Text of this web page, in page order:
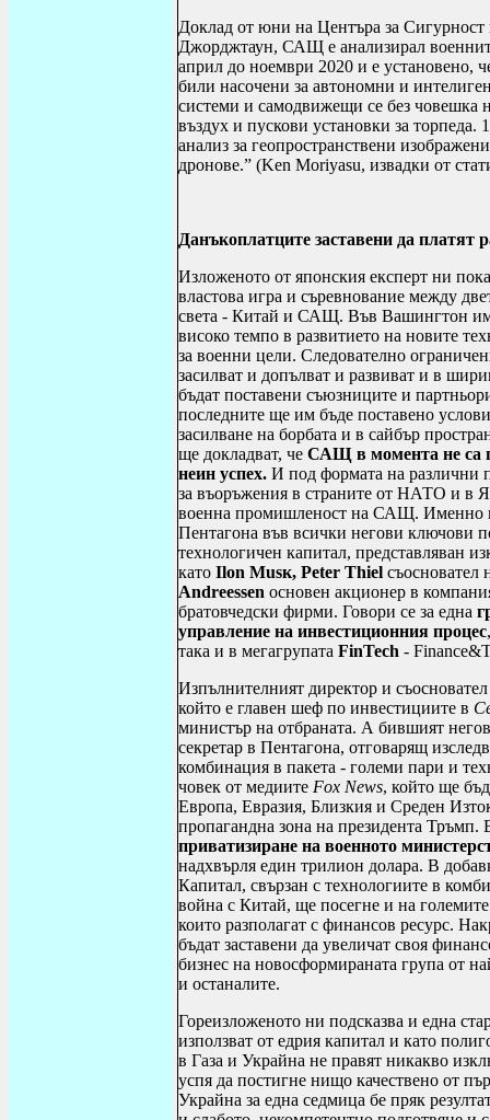
Доклад от юни на Центъра за
Джорджтаун, САЩ е анализирал
април до ноември 2020 и е установено,
били насочени за автономни и
системи и самодвижещи се без човешка
въздух и пускови установки за
анализ за геопространствени
дронове.” (Ken Moriyasu, извадки от
Данъкоплатците заставени да платят
Изложеното от японския експерт ни
властова игра и съревнование между
света - Китай и САЩ. Във Вашингтон
високо темпо в развитието на новите
за военни цели. Следователно
засилват и допълват и развиват и в
бъдат поставени съюзниците и
последните ще им бъде поставено
засилване на борбата и в сайбър
ще докладват, че САЩ в момента не са
неин успех. И под формата на различни
за въоръжения в страните от НАТО и в
военна промишленост на САЩ. Именно в
Пентагона във всички негови ключови
технологичен капитал, представляван
като Ilon Мusк, Peter Thiel съосновател
Andreessen основен акционер в
братовчедски фирми. Говори се за една
управление на инвестиционния процес
така и в мегагрупата FinTech - Finance&
Изпълнителният директор и
който е главен шеф по инвестициите в
министър на отбраната. А бившият
секретар в Пентагона, отговарящ
комбинация в пакета - големи пари и
човек от медиите Fox News, който ще
Европа, Евразия, Близкия и Среден
пропагандна зона на президента
приватизиране на военното
надхвърля един трилион долара. В
Капитал, свързан с технологиите в
война с Китай, ще посегне и на
които разполагат с финансов ресурс.
бъдат заставени да увеличат своя
бизнес на новосформираната група от
и останалите.
Гореизложеното ни подсказва и една
използват от едрия капитал и като
в Газа и Украйна не правят никакво
успя да постигне нищо качествено от
Украйна за една седмица бе пряк